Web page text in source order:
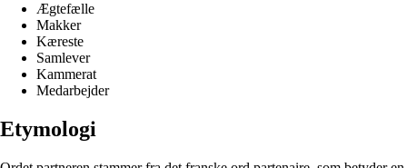
Ægtefælle
Makker
Kæreste
Samlever
Kammerat
Medarbejder
Etymologi